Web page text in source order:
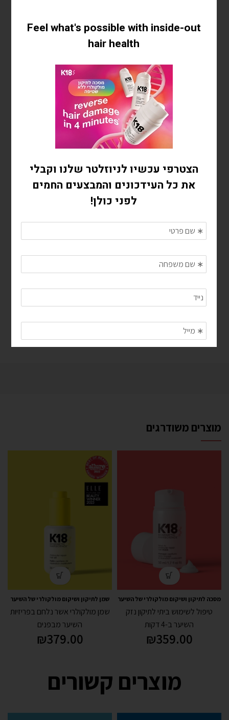
מחום?
המדע שמאחורי ™Heatbounce
מוצרים משודרגים
מסכה לתיקון ושיקום מולקולרי של השיער
טיפול לשימוש ביתי לתיקון נזק
השיער ב-4 דקות
₪359.00
שמן לתיקון ושיקום מולקולרי של השיער
שמן מולקולרי אשר נלחם בפריזיות
השיער מבפנים
₪379.00
מוצרים קשורים